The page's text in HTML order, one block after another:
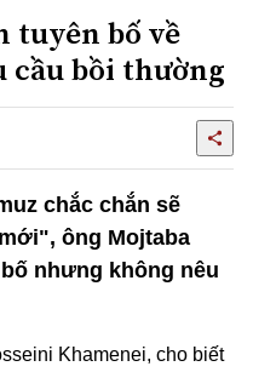
tuyên bố về
cầu bồi thường
chắc chắn sẽ
ông Mojtaba
nhưng không nêu
Khamenei, cho biết